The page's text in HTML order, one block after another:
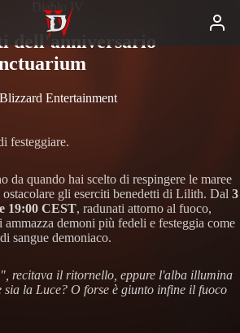
Diablo IV
dell'anniversario
Blizzard Entertainment
festeggiare.
da quando hai scelto di respingere le maree
gli eserciti benedetti di Lilith. Dal 3
19:00 CEST, radunati attorno al fuoco,
demoni più fedeli e festeggia come
sangue demoniaco.
recitava il ritornello, eppure l'alba illumina
sia la Luce? O forse è giunto infine il fuoco